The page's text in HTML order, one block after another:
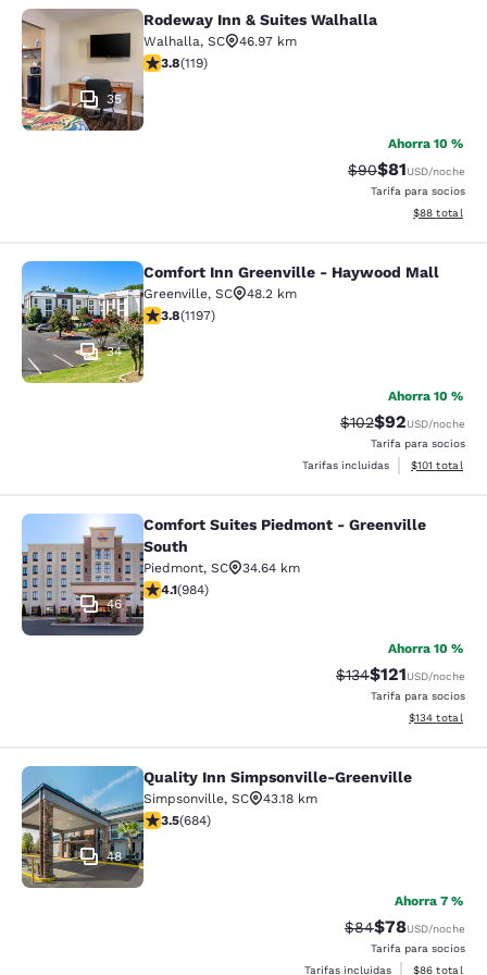
Rodeway Inn & Suites Walhalla
35
Rodeway Inn & Suites Walhalla
Walhalla, SC
46.97 km
calificación de 3.82 estrellas. Bueno. 119 reseñas
3.8(119)
Ahorra 10 %
Precio tachado:
$90Precio con
$81USD/noche
Tarifa para socios
Ver detalles
$88 total
Comfort Inn Greenville - Haywood
34
Comfort Inn Greenville - Haywood Mall
Greenville, SC
48.2 km
calificación de 3.83 estrellas. Bueno. 1197 reseñas
3.8(1197)
Ahorra 10 %
Precio tachado:
$102Precio con
$92USD/noche
Tarifa para socios
Tarifas incluidas
Ver detalles
$101 total
Comfort Suites Piedmont -
46
Comfort Suites Piedmont - Greenville
South
Piedmont, SC
34.64 km
calificación de 4.07 estrellas. Muy bueno. 984 reseñas
4.1(984)
Ahorra 10 %
Precio tachado:
$134Precio con
$121USD/noche
Tarifa para socios
Ver detalles
$134 total
Quality Inn Simpsonville-Greenville
48
Quality Inn Simpsonville-Greenville
Simpsonville, SC
43.18 km
calificación de 3.52 estrellas. Bueno. 684 reseñas
3.5(684)
Ahorra 7 %
Precio tachado:
$84Precio con
$78USD/noche
Tarifa para socios
Tarifas incluidas
Ver detalles
$86 total